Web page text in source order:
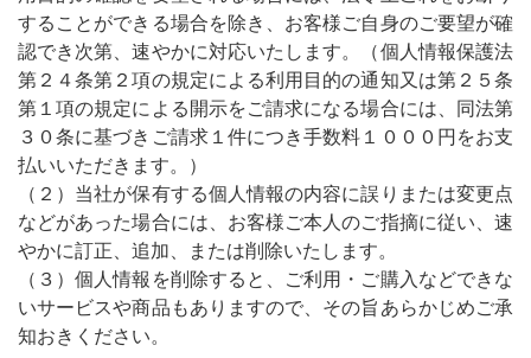
することができる場合を除き、お客様ご自身のご要望が確
認でき次第、速やかに対応いたします。（個人情報保護法
第２４条第２項の規定による利用目的の通知又は第２５条
第１項の規定による開示をご請求になる場合には、同法第
３０条に基づきご請求１件につき手数料１０００円をお支
払いいただきます。）
（２）当社が保有する個人情報の内容に誤りまたは変更点
などがあった場合には、お客様ご本人のご指摘に従い、速
やかに訂正、追加、または削除いたします。
（３）個人情報を削除すると、ご利用・ご購入などできな
いサービスや商品もありますので、その旨あらかじめご承
知おきください。